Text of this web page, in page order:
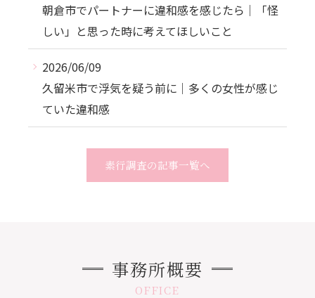
朝倉市でパートナーに違和感を感じたら｜「怪
しい」と思った時に考えてほしいこと
2026/06/09
久留米市で浮気を疑う前に｜多くの女性が感じ
ていた違和感
素行調査の記事一覧へ
事務所概要
OFFICE